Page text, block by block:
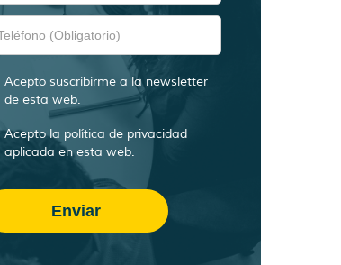
Acepto suscribirme a la newsletter
de esta web.
Acepto la política de privacidad
aplicada en esta web.